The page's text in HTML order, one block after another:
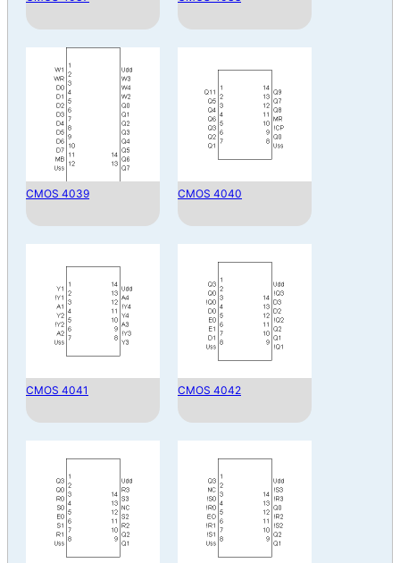
CMOS 4039 CMOS 4040
CMOS 4041 CMOS 4042